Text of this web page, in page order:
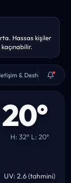
& Destek
içinde sıcaklık
20°
H: 32° L: 20°
UV: 2.6 (tahmini)